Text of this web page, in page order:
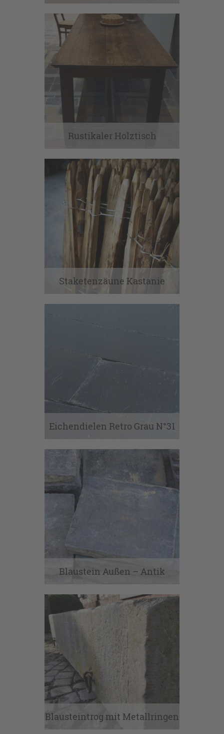
Rustikaler Holztisch
Staketenzäune Kastanie
Eichendielen Retro Grau N°31
Blaustein Außen – Antik
Blausteintrog mit Metallringen